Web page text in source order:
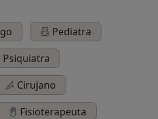
Pediatra
Psiquiatra
Cirujano
Fisioterapeuta